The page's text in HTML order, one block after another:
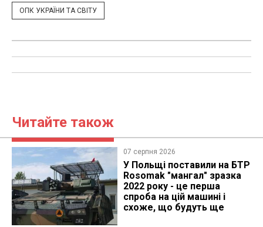
ОПК УКРАЇНИ ТА СВІТУ
Читайте також
07 серпня 2026
У Польщі поставили на БТР
Rosomak "мангал" зразка
2022 року - це перша
спроба на цій машині і
схоже, що будуть ще